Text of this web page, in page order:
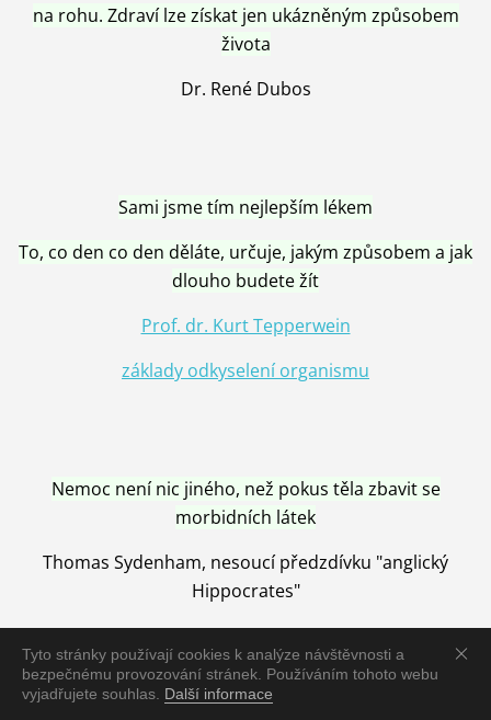
Tyto stránky používají cookies k analýze návštěvnosti a
bezpečnému provozování stránek. Používáním tohoto webu
vyjadřujete souhlas. Další informace
na rohu. Zdraví lze získat jen ukázněným způsobem
života
Dr. René Dubos
Sami jsme tím nejlepším lékem
To, co den co den děláte, určuje, jakým způsobem a jak
dlouho budete žít
Prof. dr. Kurt Tepperwein
základy odkyselení organismu
Nemoc není nic jiného, než pokus těla zbavit se
morbidních látek
Thomas Sydenham, nesoucí předzdívku "anglický
Hippocrates"
Nemoc je vyléčena jen pomocí Přírody, neutralizací a